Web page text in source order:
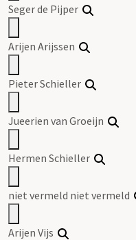
Seger de Pijper
Arijen Arijssen
Pieter Schieller
Jueerien van Groeijn
Hermen Schieller
niet vermeld niet vermeld
Arijen Vijs